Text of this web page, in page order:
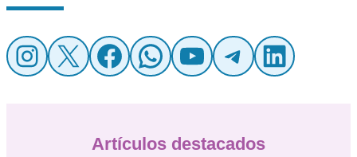
Instagram
X Facebook
WhatsApp
YouTube
Artículos destacados